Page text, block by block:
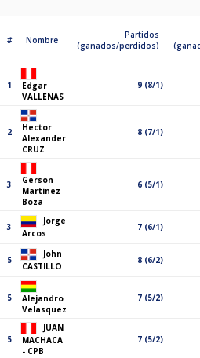
# Nombre
Partidos
(ganados/perdidos)
1
Edgar
VALLENAS
9 (8/1)
2
Hector
Alexander
CRUZ
8 (7/1)
3
Gerson
Martinez
Boza
6 (5/1)
3
Jorge
Arcos
7 (6/1)
5
John
CASTILLO
8 (6/2)
5
Alejandro
Velasquez
7 (5/2)
5
JUAN
MACHACA
- CPB
7 (5/2)